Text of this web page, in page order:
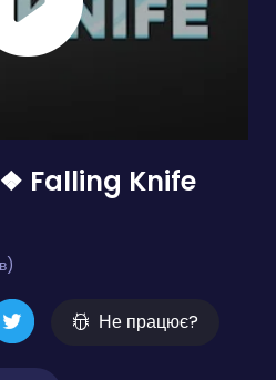
Falling Knife
Не працює?